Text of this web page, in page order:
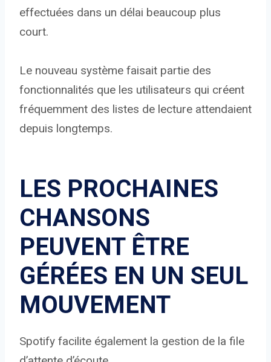
effectuées dans un délai beaucoup plus
court.
Le nouveau système faisait partie des
fonctionnalités que les utilisateurs qui créent
fréquemment des listes de lecture attendaient
depuis longtemps.
LES PROCHAINES
CHANSONS
PEUVENT ÊTRE
GÉRÉES EN UN SEUL
MOUVEMENT
Spotify facilite également la gestion de la file